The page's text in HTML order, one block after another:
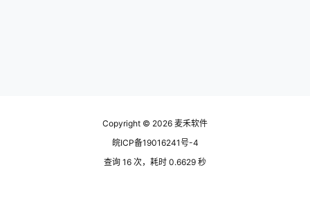
Copyright © 2026 麦禾软件
皖ICP备19016241号-4
查询 16 次，耗时 0.6629 秒